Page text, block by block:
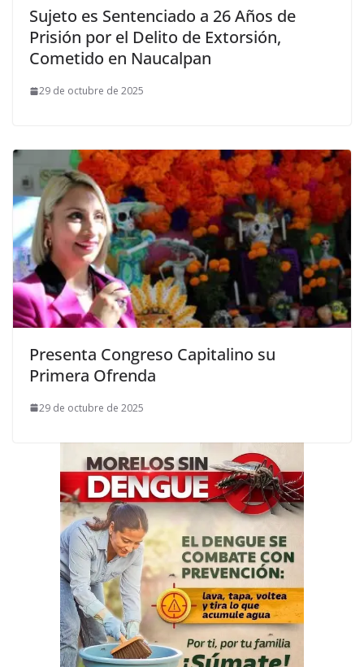
Sujeto es Sentenciado a 26 Años de
Prisión por el Delito de Extorsión,
Cometido en Naucalpan
29 de octubre de 2025
Presenta Congreso Capitalino su
Primera Ofrenda
29 de octubre de 2025